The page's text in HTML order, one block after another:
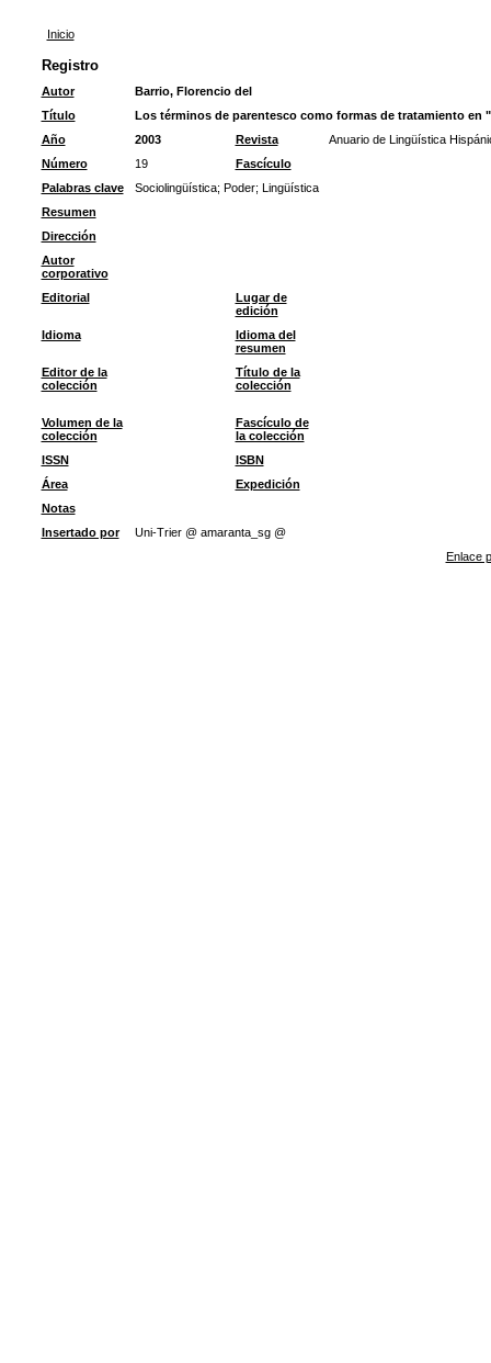
Inicio
Registro
Autor
Barrio, Florencio del
Título
Los términos de parentesco como formas de tratamiento en
Año
2003 Revista
Anuario de Lingüística
Número
19
Fascículo
Palabras clave
Sociolingüística; Poder; Lingüística
Resumen
Dirección
Autor
corporativo
Editorial
Lugar de
edición
Idioma
Idioma del
resumen
Editor de la
colección
Título de la
colección
Volumen de la
colección
Fascículo de
la colección
ISSN
ISBN
Área
Expedición
Notas
Insertado por
Uni-Trier @ amaranta_sg @
Enlace